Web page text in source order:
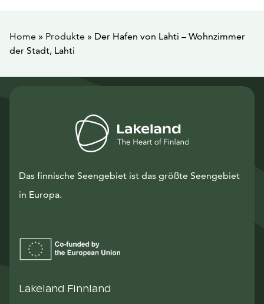
Home » Produkte » Der Hafen von Lahti – Wohnzimmer
der Stadt, Lahti
Das finnische Seengebiet ist das größte Seengebiet
in Europa.
Lakeland Finnland